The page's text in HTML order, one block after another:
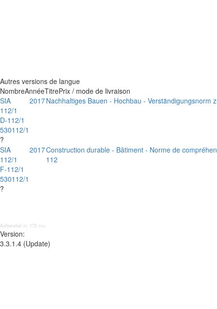
Autres versions de langue
NombreAnnéeTitrePrix / mode de livraison
SIA
112/1
D-112/1
530112/1
?
2017Nachhaltiges Bauen - Hochbau - Verständigungsnorm
SIA
112/1
F-112/1
530112/1
?
2017Construction durable - Bâtiment - Norme de
112
Aufbereitet in: 172 ms;
Version:
3.3.1.4 (Update)